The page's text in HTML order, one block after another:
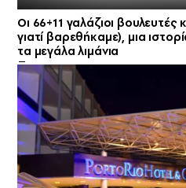
Οι 66+11 γαλάζιοι
γιατί βαρεθήκαμε), μια
τα μεγάλα λιμάνια